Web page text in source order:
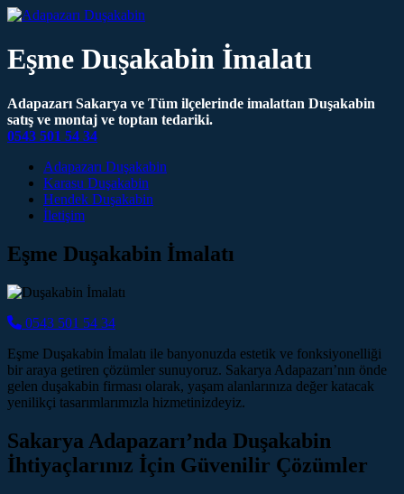
Eşme Duşakabin İmalatı
Adapazarı Sakarya ve Tüm ilçelerinde imalattan Duşakabin
satış ve montaj ve toptan tedariki.
0543 501 54 34
Main Navigation
Adapazarı Duşakabin
Karasu Duşakabin
Hendek Duşakabin
İletişim
Eşme Duşakabin İmalatı
0543 501 54 34
Eşme Duşakabin İmalatı ile banyonuzda estetik ve fonksiyonelliği
bir araya getiren çözümler sunuyoruz. Sakarya Adapazarı’nın önde
gelen duşakabin firması olarak, yaşam alanlarınıza değer katacak
yenilikçi tasarımlarımızla hizmetinizdeyiz.
Sakarya Adapazarı’nda Duşakabin
İhtiyaçlarınız İçin Güvenilir Çözümler